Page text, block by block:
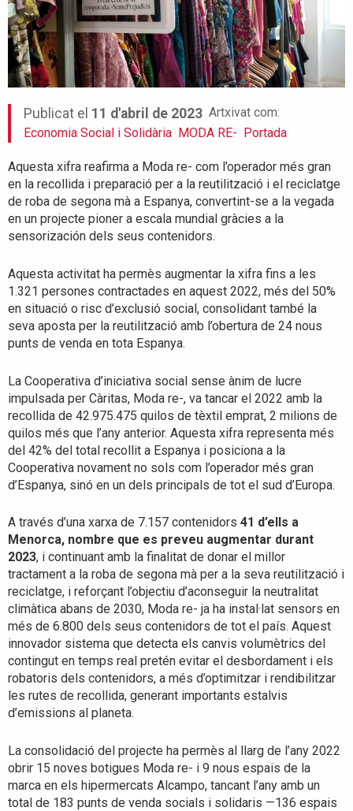
Publicat el 11 d'abril de 2023 Artxivat com:
Economia Social i Solidària MODA RE- Portada
Aquesta xifra reafirma a Moda re- com l’operador més gran
en la recollida i preparació per a la reutilització i el reciclatge
de roba de segona mà a Espanya, convertint-se a la vegada
en un projecte pioner a escala mundial gràcies a la
sensorización dels seus contenidors.
Aquesta activitat ha permès augmentar la xifra fins a les
1.321 persones contractades en aquest 2022, més del 50%
en situació o risc d’exclusió social, consolidant també la
seva aposta per la reutilització amb l’obertura de 24 nous
punts de venda en tota Espanya.
La Cooperativa d’iniciativa social sense ànim de lucre
impulsada per Càritas, Moda re-, va tancar el 2022 amb la
recollida de 42.975.475 quilos de tèxtil emprat, 2 milions de
quilos més que l’any anterior. Aquesta xifra representa més
del 42% del total recollit a Espanya i posiciona a la
Cooperativa novament no sols com l’operador més gran
d’Espanya, sinó en un dels principals de tot el sud d’Europa.
A través d’una xarxa de 7.157 contenidors 41 d’ells a
Menorca, nombre que es preveu augmentar durant
2023, i continuant amb la finalitat de donar el millor
tractament a la roba de segona mà per a la seva reutilització i
reciclatge, i reforçant l’objectiu d’aconseguir la neutralitat
climàtica abans de 2030, Moda re- ja ha instal·lat sensors en
més de 6.800 dels seus contenidors de tot el país. Aquest
innovador sistema que detecta els canvis volumètrics del
contingut en temps real pretén evitar el desbordament i els
robatoris dels contenidors, a més d’optimitzar i rendibilitzar
les rutes de recollida, generant importants estalvis
d’emissions al planeta.
La consolidació del projecte ha permès al llarg de l’any 2022
obrir 15 noves botigues Moda re- i 9 nous espais de la
marca en els hipermercats Alcampo, tancant l’any amb un
total de 183 punts de venda socials i solidaris —136 espais